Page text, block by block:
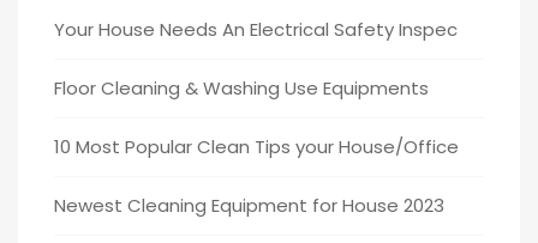
Your House Needs An Electrical Safety Inspec
Floor Cleaning & Washing Use Equipments
10 Most Popular Clean Tips your House/Office
Newest Cleaning Equipment for House 2023